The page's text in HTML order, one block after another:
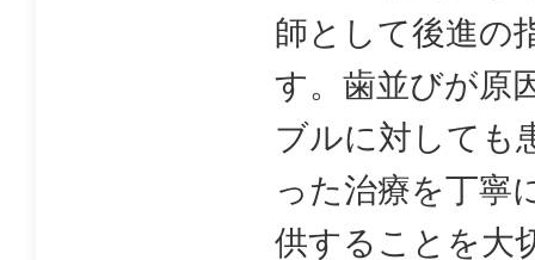
師として後進の
す。歯並びが原
ブルに対しても
った治療を丁寧
供することを大